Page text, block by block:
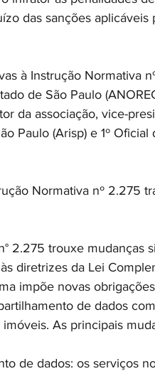
das sanções aplicáveis
à Instrução Normativa
de São Paulo
da associação, vice-
Paulo (Arisp) e 1º Oficial
Normativa nº 2.275
2.275 trouxe mudanças
diretrizes da Lei
impõe novas
de dados
As principais
de dados: os serviços